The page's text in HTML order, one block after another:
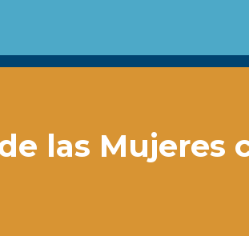
las Mujeres